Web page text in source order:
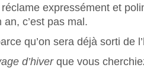
réclame expressément et
c’est pas mal.
qu’on sera déjà sorti de
d’hiverque vous